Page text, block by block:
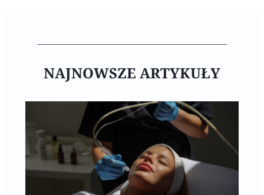
NAJNOWSZE ARTYKUŁY